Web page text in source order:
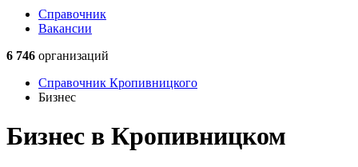
Справочник
Вакансии
6 746 организаций
Справочник Кропивницкого
Бизнес
Бизнес в Кропивницком